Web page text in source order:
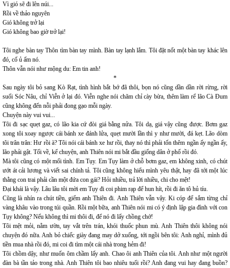
Vì gió sẽ đi lên núi...
Rồi về thảo nguyên
Gió không trở lại
Gió không bao giờ trở lại!
Tôi nghe bàn tay Thôn tìm bàn tay mình. Bàn tay lạnh lắm. Tôi đặt nốt một bàn tay khác lên
đó, cố ủ ấm nó.
Thôn vẫn nói như mộng du: Em tin anh!
*
Sau ngày tôi bỏ sang Kò Rạt, tình hình bắt bớ đã thôi, bọn nó cũng dần dần rời rừng, rời
suối Sóc Nâu, chỉ Viễn ở lại đó. Viễn nghe nói chăm chỉ cày bừa, thêm làm rể lão Cà Đum
cũng không đến nỗi phải đong gạo mỗi ngày.
Chuyện này vui vui...
Tôi đi sạc quẹt gaz, có lão kia cứ đòi giá bằng nửa. Tôi dạ, giá vậy cũng được. Bơm gaz
xong tôi xoay ngược cái bánh xe đánh lửa, quẹt mười lần thì y như mười, đá kẹt. Lão dòm
tôi trân trân: Hư rồi à? Tôi nói cái bánh xe hư rồi, thay nó thì phải tốn thêm ngần ấy ngần ấy,
lão phải gật. Tối về, kể chuyện, anh Thiên nói mi bắt đầu giống dân ở phố rồi đó.
Mà tôi cũng có một mối tình. Em Tụy. Em Tụy làm ở chỗ bơm gaz, em không xinh, có chút
ướt át cải lương và viết sai chính tả. Tôi cũng không hiểu mình yêu thật, hay đã tới một lúc
thằng con trai phải cần một đứa con gái? Hỏi nhiều, trả lời nhiều, chi cho mệt!
Đại khái là vậy. Lâu lâu tôi mời em Tụy đi coi phim rạp để hun hít, rồi đi ăn tô hủ tíu.
Cũng là nhín ra chút tiền, giếm anh Thiên đi. Anh Thiên vẫn vậy. Ki cóp để sắm từng chỉ
vàng khâu vào trong túi quần. Rồi một bữa, anh Thiên nói mi có ý định lập gia đình với con
Tụy không? Nếu không thì mi thôi đi, để nó đi lấy chồng chớ!
Tôi mệt mỏi, nằm ườn, tay vắt trên trán, khói thuốc phun mù. Anh Thiên thôi không nói
chuyện đó nữa. Anh bỏ chiếc giày đang may dở xuống, tới ngồi bên tôi: Anh nghỉ, mình đủ
tiền mua nhà rồi đó, mi coi đi tìm một cái nhà trong hẻm đi!
Tôi chồm dậy, như muốn ôm chầm lấy anh. Chao ôi anh Thiên của tôi. Anh như một người
đàn bà tần tảo trong nhà. Anh Thiên tôi bao nhiêu tuổi rồi? Anh đang vui hay đang buồn?